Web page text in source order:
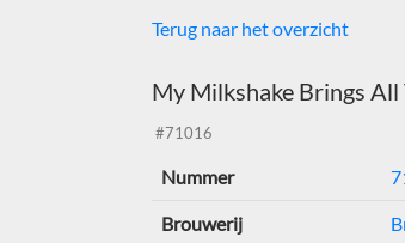
Terug naar het overzicht
My Milkshake Brings All
#71016
Nummer
Brouwerij